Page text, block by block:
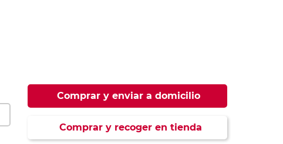
Comprar y enviar a domicilio
Comprar y recoger en tienda